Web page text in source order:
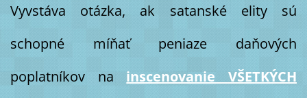
Vyvstáva otázka, ak satanské elity sú
schopné míňať peniaze daňových
poplatníkov na inscenovanie VŠETKÝCH